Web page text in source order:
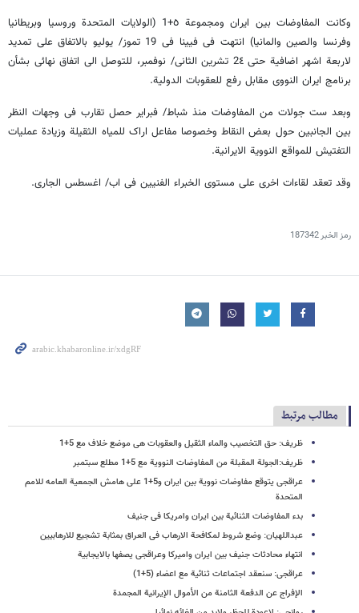
وکانت المفاوضات بین ایران ومجموعة ٥+1 (الولایات المتحدة وروسیا وبریطانیا
وفرنسا والصین والمانیا) انتهت فی فیینا فی 19 تموز/ یولیو بالاتفاق على تمدید
لاربعة اشهر اضافیة حتى 2٤ تشرین الثانی/ نوفمبر، للتوصل الى اتفاق نهائی بشأن
برنامج ایران النووی مقابل رفع للعقوبات الدولیة.
وبعد ست جولات من المفاوضات منذ شباط/ فبرایر حصل تقارب فی وجهات النظر
بین الجانبین حول بعض النقاط وخصوصا مفاعل اراک للمیاه الثقیلة وزیادة عملیات
التفتیش للمواقع النوویة الایرانیة.
وقد تعقد لقاءات اخرى على مستوى الخبراء الفنیین فی اب/ اغسطس الجاری.
رمز الخبر187342
مطالب مرتبط
ظریف: حق التخصیب والماء الثقیل والعقوبات هی موضع خلاف مع 5+1
ظریف:الجولة المقبلة من المفاوضات النوویة مع 5+1 مطلع سبتمبر
عراقجی یتوقع مفاوضات نوویة بین ایران و5+1 على هامش الجمعیة العامه للامم
المتحدة
بدء المفاوضات الثنائیة بین ایران وامریکا فی جنیف
عبداللهیان: وضع شروط لمکافحة الارهاب فی العراق بمثابة تشجیع للارهابیین
انتهاء محادثات جنیف بین ایران وامیرکا وعراقجی یصفها بالایجابیة
عراقجی: سنعقد اجتماعات ثنائیة مع اعضاء (5+1)
الإفراج عن الدفعة الثامنة من الأموال الإیرانیة المجمدة